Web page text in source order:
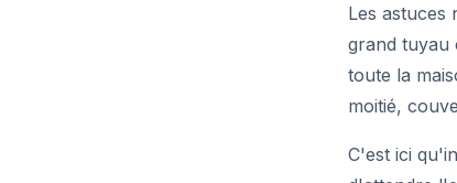
Les astuces
grand tuyau
toute la
moitié,
C'est ici